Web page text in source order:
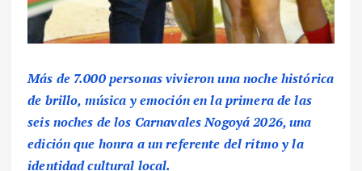
Más de 7.000 personas vivieron una noche histórica
de brillo, música y emoción en la primera de las
seis noches de los Carnavales Nogoyá 2026, una
edición que honra a un referente del ritmo y la
identidad cultural local.